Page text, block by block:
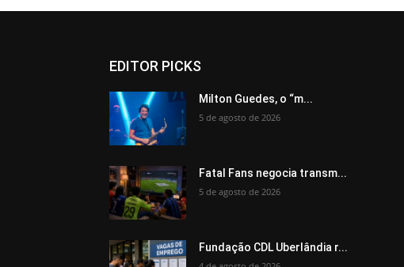
EDITOR PICKS
Milton Guedes, o “m...
5 de agosto de 2026
Fatal Fans negocia transm...
5 de agosto de 2026
Fundação CDL Uberlândia r...